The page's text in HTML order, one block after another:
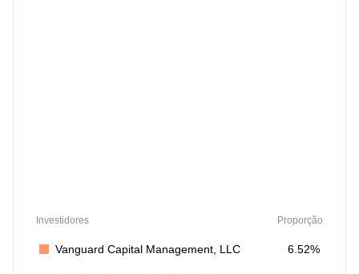
Investidores Proporção
Vanguard Capital Management, LLC 6.52%